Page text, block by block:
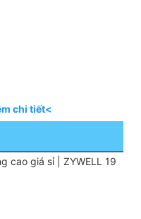
chi tiết<